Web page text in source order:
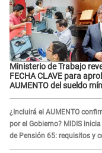
Ministerio de Trabajo
FECHA CLAVE para
AUMENTO del sueldo
¿Incluirá el AUMENTO
por el Gobierno? MIDIS
de Pensión 65: requisitos y
obtener el beneficio